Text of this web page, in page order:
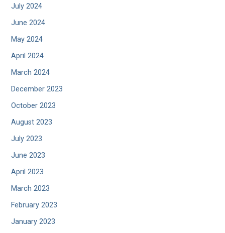
July 2024
June 2024
May 2024
April 2024
March 2024
December 2023
October 2023
August 2023
July 2023
June 2023
April 2023
March 2023
February 2023
January 2023